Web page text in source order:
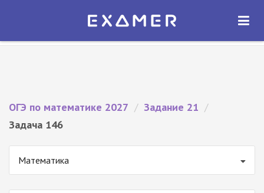
Экзамер — ЕГЭ 2027
ОТКРЫТЬ
ОГЭ по математике 2027 / Задание 21 /
Задача 146
Математика